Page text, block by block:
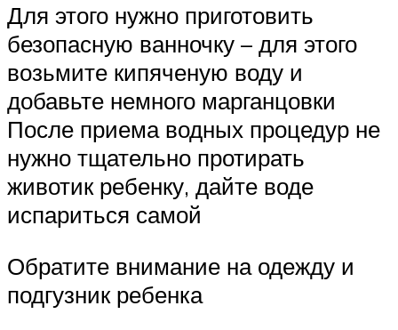
Для этого нужно приготовить
безопасную ванночку – для этого
возьмите кипяченую воду и
добавьте немного марганцовки
После приема водных процедур не
нужно тщательно протирать
животик ребенку, дайте воде
испариться самой
Обратите внимание на одежду и
подгузник ребенка